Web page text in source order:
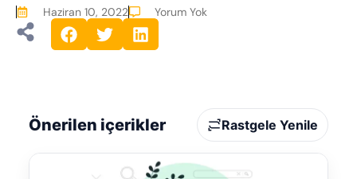
Haziran 10, 2022 Yorum Yok
Önerilen içerikler Rastgele Yenile